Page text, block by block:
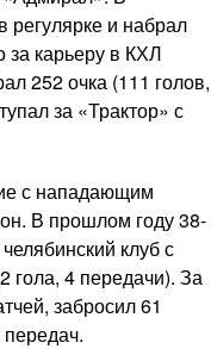
и набрал
за карьеру в КХЛ
252 очка (111 голов,
за «Трактор» с
с нападающим
В прошлом году 38-
клуб с
гола, 4 передачи). За
забросил 61